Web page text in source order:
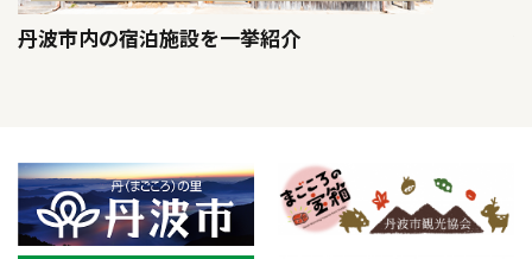
丹波市内の宿泊施設を一挙紹介